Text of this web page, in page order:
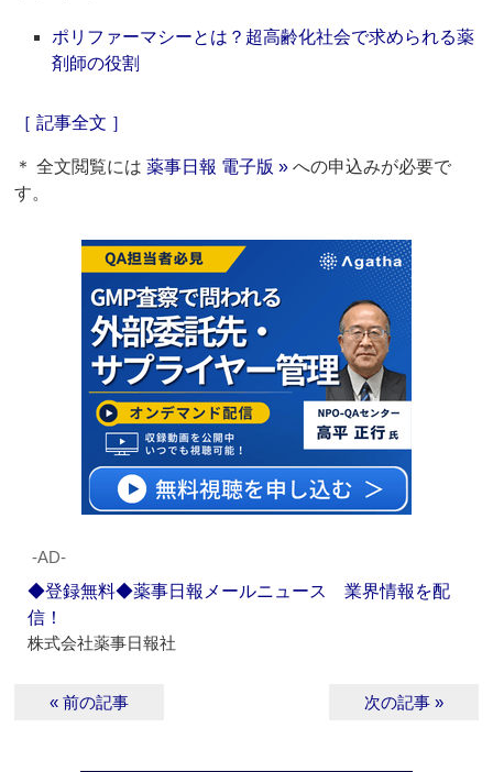
ポリファーマシーとは？超高齢化社会で求められる薬
剤師の役割
［ 記事全文 ］
＊ 全文閲覧には薬事日報 電子版 » への申込みが必要で
す。
‐AD‐
◆登録無料◆薬事日報メールニュース 業界情報を配
信！
株式会社薬事日報社
« 前の記事 次の記事 »